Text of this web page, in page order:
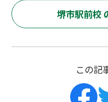
堺市駅前校
この記